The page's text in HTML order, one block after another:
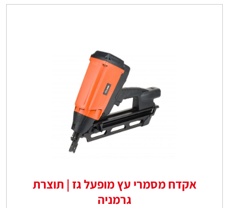
אקדח מסמרי עץ מופעל גז | תוצרת
גרמניה